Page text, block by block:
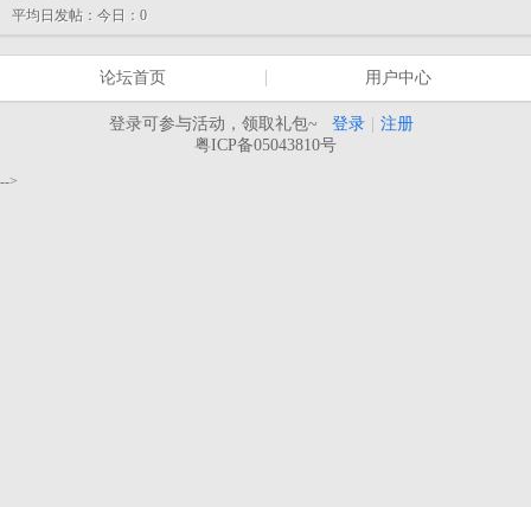
平均日发帖： 今日：0
论坛首页 用户中心
登录可参与活动，领取礼包~ 登录
注册
粤ICP备05043810号
-->